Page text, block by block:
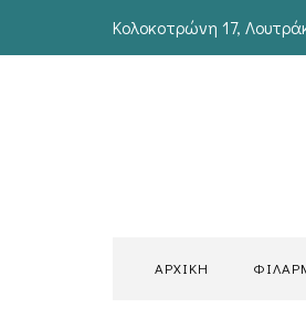
Κολοκοτρώνη 17,
ΑΡΧΙΚΗ